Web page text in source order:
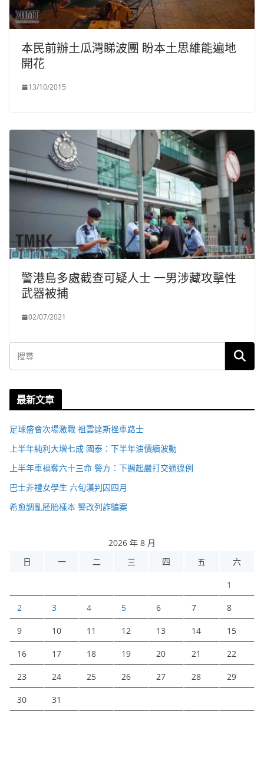
本民前辦土瓜灣睇波團 盼本土思維能遍地
開花
13/10/2015
警港島多處截查可疑人士 一男涉藏攻擊性
武器被捕
02/07/2021
最新文章
足球盛會次場激戰 祖雲達斯挫車路士
上半年純利大增七成 國泰：下半年油價續波動
上半年車禍奪六十三命 警方：下週起嚴打交通違例
巴士非禮女學生 六旬漢判囚四月
希愈調亂胚胎樣本 警改列詐騙案
2026 年 8 月
日
一 二 三 四 五 六
1
2 3 4 5 6 7 8
9 10 11 12 13 14 15
16 17 18 19 20 21 22
23 24 25 26 27 28 29
30 31